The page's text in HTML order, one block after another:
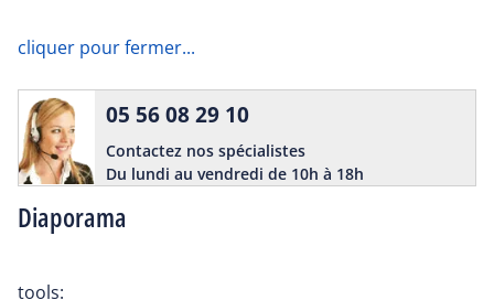
cliquer pour fermer...
Diaporama
05 56 08 29 10
Contactez nos spécialistes
Du lundi au vendredi de 10h à 18h
tools: